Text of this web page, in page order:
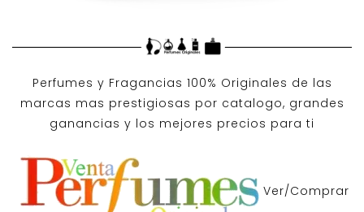
Perfumes y Fragancias 100% Originales de las
marcas mas prestigiosas por catalogo, grandes
ganancias y los mejores precios para ti
Ver/Comprar